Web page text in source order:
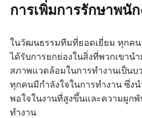
การเพิ่มการรักษาพนั
ในวัฒนธรรมทีมที่ยอดเยี่ยม ทุกค
ได้รับการยกย่องในสิ่งที่พวกเขาน
สภาพแวดล้อมในการทำงานเป็นบ
ทุกคนมีกำลังใจในการทำงาน ซึ่ง
พอใจในงานที่สูงขึ้นและความผูก
ทำงาน